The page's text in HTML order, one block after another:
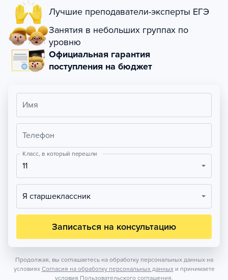
Лучшие преподаватели-эксперты ЕГЭ
Занятия в небольших группах по
уровню
Официальная гарантия
поступления на бюджет
Имя
Телефон
Класс, в который перешли
11
Я старшеклассник
Записаться на консультацию
Продолжая, вы соглашаетесь на обработку персональных данных на
условиях Согласия на обработку персональных данных и принимаете
условия Пользовательского соглашения.